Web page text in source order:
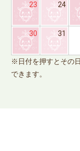
23 24
30 31
※日付を押すとその
できます。